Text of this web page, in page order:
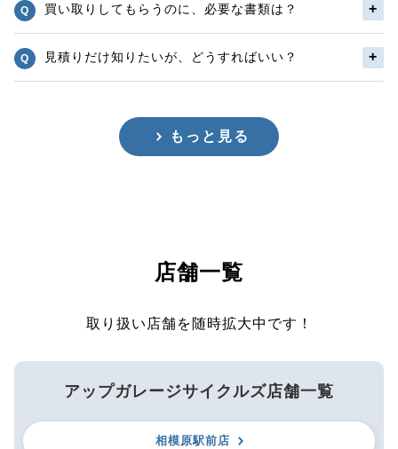
買い取りしてもらうのに、必要な書類は？
見積りだけ知りたいが、どうすればいい？
もっと見る
店舗一覧
取り扱い店舗を随時拡大中です！
アップガレージサイクルズ店舗一覧
相模原駅前店